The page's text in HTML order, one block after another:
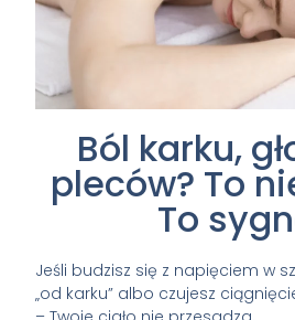
Ból karku,
pleców? To
To
Jeśli budzisz się z napięciem w
„od karku” albo czujesz